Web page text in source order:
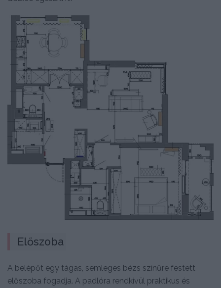
Előszoba
A belépőt egy tágas, semleges bézs színűre festett
előszoba fogadja. A padlóra rendkívül praktikus és